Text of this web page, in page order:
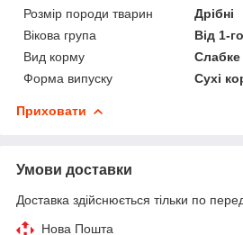
Розмір породи тварин
Дрібні
Вікова група
Від 1-
Вид корму
Слабке
Форма випуску
Сухі
Приховати
Умови доставки
Доставка здійснюється тільки по
Нова Пошта